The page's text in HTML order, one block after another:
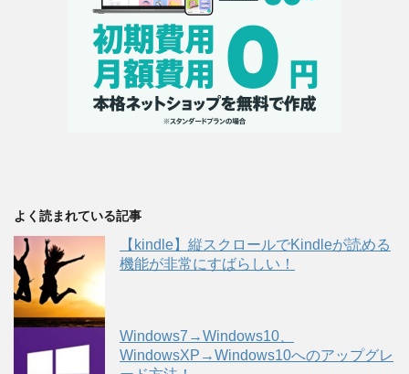
よく読まれている記事
【kindle】縦スクロールでKindleが読める
機能が非常にすばらしい！
Windows7→Windows10、
WindowsXP→Windows10へのアップグレ